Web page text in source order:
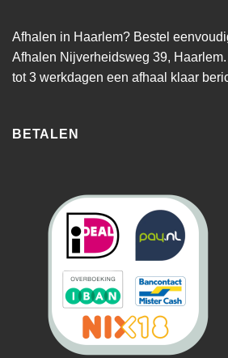
Afhalen in Haarlem? Bestel
Afhalen Nijverheidsweg 39,
tot 3 werkdagen een afhaal klaar
BETALEN